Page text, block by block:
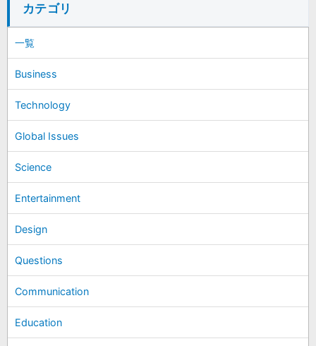
カテゴリ
一覧
Business
Technology
Global Issues
Science
Entertainment
Design
Questions
Communication
Education